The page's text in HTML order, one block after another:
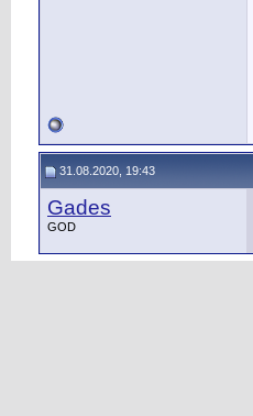
31.08.2020, 19:43
Gades
GOD